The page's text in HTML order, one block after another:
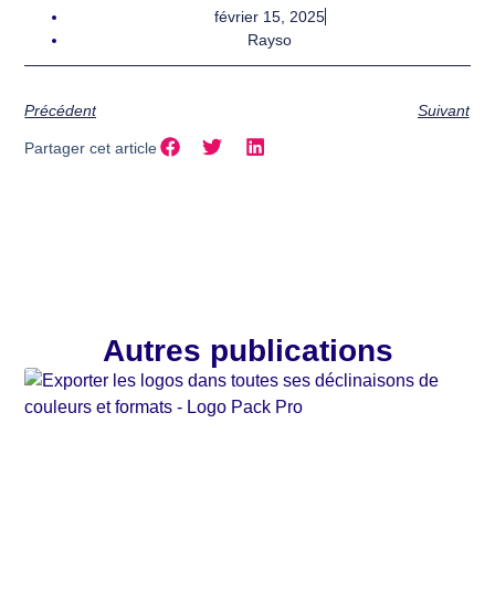
février 15, 2025
Rayso
Précédent Suivant
Partager cet article
Autres publications